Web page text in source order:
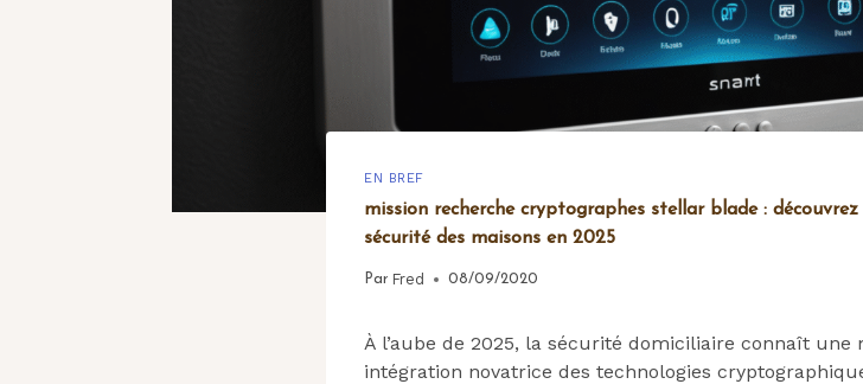
EN BREF
mission recherche cryptographes stellar blade :
sécurité des maisons en 2025
Par Fred 08/09/2020
À l’aube de 2025, la sécurité domiciliaire connaît
intégration novatrice des technologies